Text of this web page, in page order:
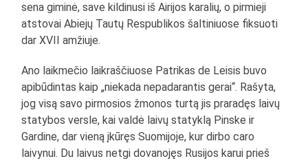
sena giminė, save kildinusi iš Airijos karalių, o pirmieji
atstovai Abiejų Tautų Respublikos šaltiniuose fiksuoti
dar XVII amžiuje.
Ano laikmečio laikraščiuose Patrikas de Leisis buvo
apibūdintas kaip „niekada nepadarantis gerai“. Rašyta,
jog visą savo pirmosios žmonos turtą jis praradęs laivų
statybos versle, kai valdė laivų statyklą Pinske ir
Gardine, dar vieną įkūręs Suomijoje, kur dirbo caro
laivynui. Du laivus netgi dovanojęs Rusijos karui prieš